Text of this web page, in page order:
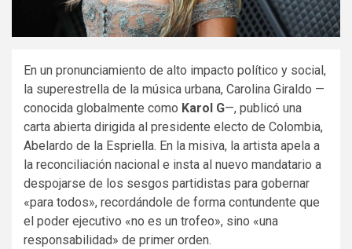
En un pronunciamiento de alto impacto político y social,
la superestrella de la música urbana, Carolina Giraldo —
conocida globalmente como Karol G—, publicó una
carta abierta dirigida al presidente electo de Colombia,
Abelardo de la Espriella. En la misiva, la artista apela a
la reconciliación nacional e insta al nuevo mandatario a
despojarse de los sesgos partidistas para gobernar
«para todos», recordándole de forma contundente que
el poder ejecutivo «no es un trofeo», sino «una
responsabilidad» de primer orden.